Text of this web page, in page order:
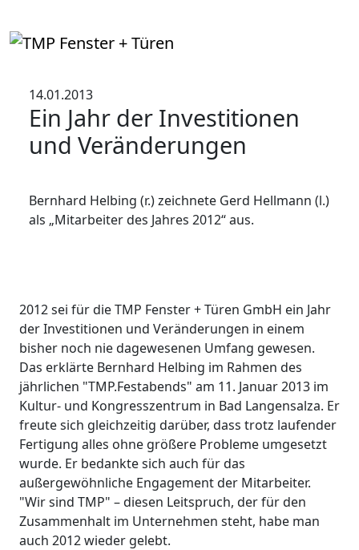
14.01.2013
Ein Jahr der Investitionen
und Veränderungen
Bernhard Helbing (r.) zeichnete Gerd Hellmann (l.)
als „Mitarbeiter des Jahres 2012“ aus.
2012 sei für die TMP Fenster + Türen GmbH ein Jahr
der Investitionen und Veränderungen in einem
bisher noch nie dagewesenen Umfang gewesen.
Das erklärte Bernhard Helbing im Rahmen des
jährlichen "TMP.Festabends" am 11. Januar 2013 im
Kultur- und Kongresszentrum in Bad Langensalza. Er
freute sich gleichzeitig darüber, dass trotz laufender
Fertigung alles ohne größere Probleme umgesetzt
wurde. Er bedankte sich auch für das
außergewöhnliche Engagement der Mitarbeiter.
"Wir sind TMP" – diesen Leitspruch, der für den
Zusammenhalt im Unternehmen steht, habe man
auch 2012 wieder gelebt.